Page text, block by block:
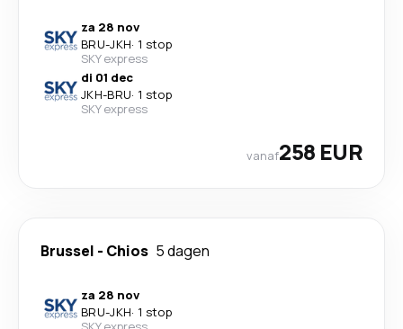
za 28 nov
BRU-JKH· 1 stop
SKY express
di 01 dec
JKH-BRU· 1 stop
SKY express
vanaf258 EUR
Brussel - Chios 5 dagen
za 28 nov
BRU-JKH· 1 stop